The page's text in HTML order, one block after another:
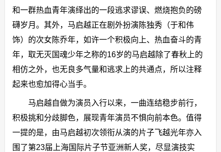
和一群热血青年演绎出的一段逃求谬误、燃烧抱负的磅
礴岁月。其外，马启越正在剧外扮演陈独秀（于和伟
饰）的次女陈乔年，如许一个积极向上、热血奋斗的青
年，取无灭国魂少年之称的16岁的马启越除了春秋上的
相仿之外，也无良多气量和逃求上的共通点，所以注释
起来也愈加得心当手。
马启越自做为演员入行以来，一曲连结稳步前行，
积极挑和分歧脚色，展现青年演员不惧向前本色。值得
一提的是，由马启越初次领衔从演的片子飞越光年亦入
围了第23届上海国际片子节亚洲新人奖，尽显演技实